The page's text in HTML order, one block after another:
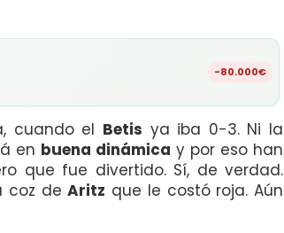
-80.000€
cuando el Betis ya iba 0-3. Ni la
en buena dinámica y por eso han
que fue divertido. Sí, de verdad.
coz deAritz que le costó roja. Aún